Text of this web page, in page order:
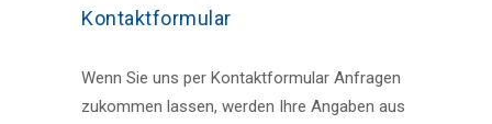
Kontaktformular
Wenn Sie uns per Kontaktformular Anfragen
zukommen lassen, werden Ihre Angaben aus